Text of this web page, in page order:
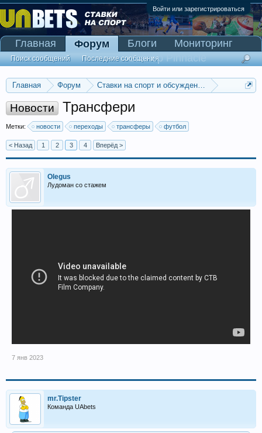
Войти или зарегистрироваться
Главная Форум
Ставки на спорт и обсуждение спортивных
Прогнозы на футбол
Новости Трансфери
Метки: новости переходы трансферы футбол
< Назад 1 2 3 4 Вперёд >
Olegus
Лудоман со стажем
7 янв 2023
mr.Tipster
Команда UAbets
Главная Форум
Поиск сообщений Последние сообщения
Блоги
Мониторинг
Сканер Pinnacle